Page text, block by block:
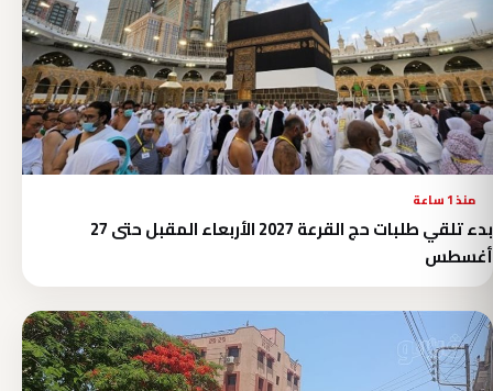
منذ 1 ساعة
بدء تلقي طلبات حج القرعة 2027 الأربعاء المقبل حتى 27
أغسطس